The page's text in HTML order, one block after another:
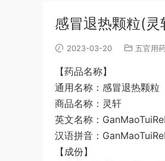
感冒退热颗粒(
2023-03-20 五官用
【药品名称】
通用名称：感冒退热颗粒
商品名称：灵轩
英文名称：
汉语拼音：
【成份】